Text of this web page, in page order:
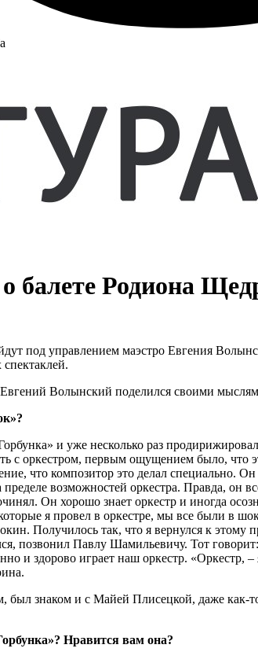
Родиона
под управлением маэстро Евгения
Волынский поделился своими
и уже несколько раз
оркестром, первым ощущением было, что
что композитор это делал специально.
возможностей оркестра. Правда, он
Он хорошо знает оркестр и иногда
я провел в оркестре, мы все были в
Получилось так, что я вернулся к этому
позвонил Павлу Шамильевичу. Тот
и здорово играет наш оркестр.
был знаком и с Майей Плисецкой, даже
Нравится вам она?